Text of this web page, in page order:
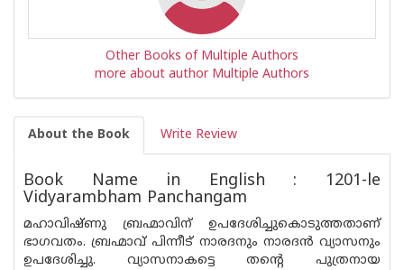
Other Books of Multiple Authors
more about author Multiple Authors
About the Book Write Review
Book Name in English : 1201-le
Vidyarambham Panchangam
മഹാവിഷ്ണു ബ്രഹ്മാവിന് ഉപദേശിച്ചുകൊടുത്തതാണ്
ഭാഗവതം. ബ്രഹ്മാവ് പിന്നീട് നാരദനും നാരദൻ വ്യാസനും
ഉപദേശിച്ചു. വ്യാസനാകട്ടെ തന്റെ പുത്രനായ